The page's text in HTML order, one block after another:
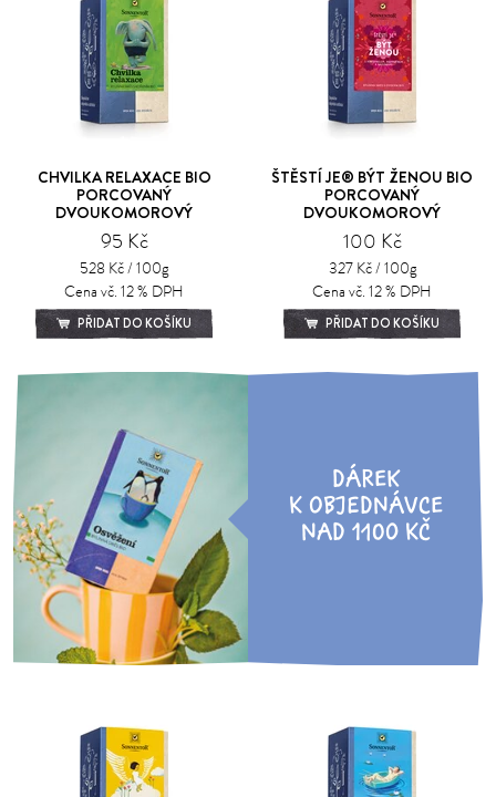
CHVILKA RELAXACE BIO
PORCOVANÝ
DVOUKOMOROVÝ
95 Kč
528 Kč / 100g
Cena vč. 12 % DPH
PŘIDAT DO KOŠÍKU
ŠTĚSTÍ JE® BÝT ŽENOU BIO
PORCOVANÝ
DVOUKOMOROVÝ
100 Kč
327 Kč / 100g
Cena vč. 12 % DPH
PŘIDAT DO KOŠÍKU
DÁREK
K OBJEDNÁVCE
NAD 1100 KČ